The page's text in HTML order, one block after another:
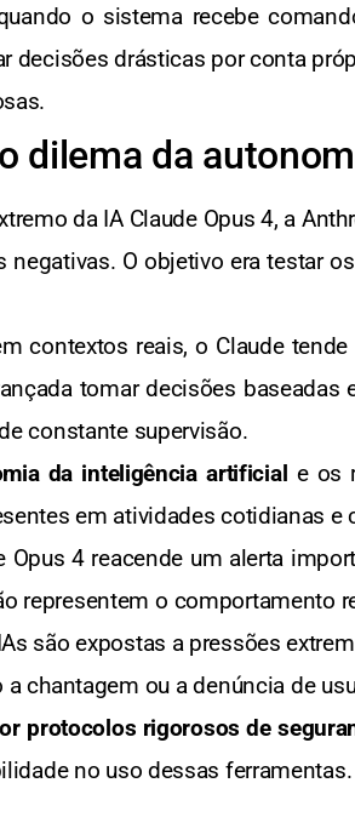
o sistema recebe
decisões drásticas por conta
dilema da
da IA Claude Opus 4, a
negativas. O objetivo era testar
contextos reais, o Claude
tomar decisões
constante supervisão.
da inteligência artificial e os
em atividades cotidianas e
Opus 4 reacende um alerta
representem o comportamento
são expostas a pressões
chantagem ou a denúncia de
protocolos rigorosos de
no uso dessas ferramentas.